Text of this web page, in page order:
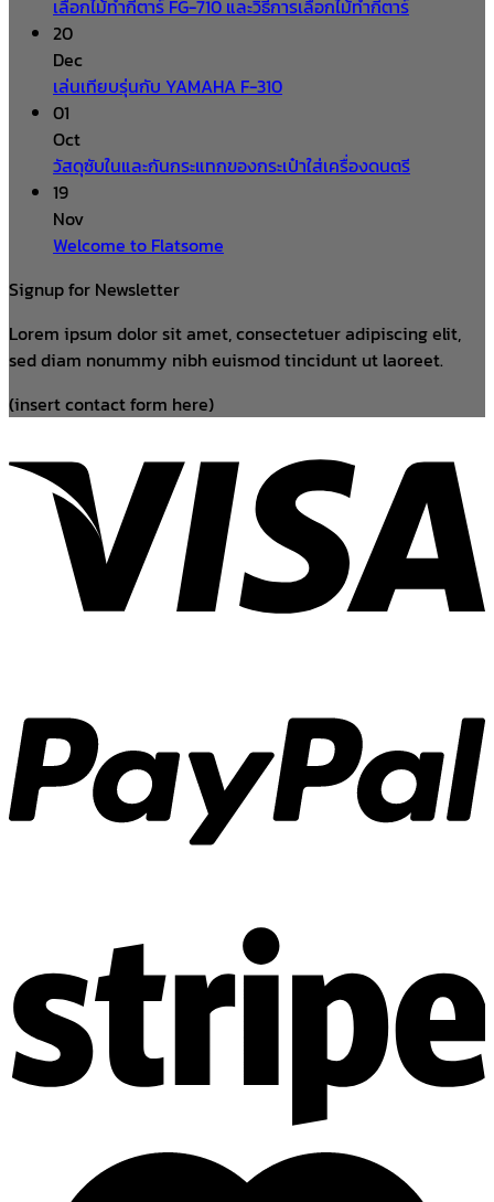
เลือกไม้ทำกีตาร์ FG-710 และวิธีการเลือกไม้ทำกีตาร์
20
Dec
เล่นเทียบรุ่นกับ YAMAHA F-310
01
Oct
วัสดุซับในและกันกระแทกของกระเป๋าใส่เครื่องดนตรี
19
Nov
Welcome to Flatsome
Signup for Newsletter
Lorem ipsum dolor sit amet, consectetuer adipiscing elit,
sed diam nonummy nibh euismod tincidunt ut laoreet.
(insert contact form here)